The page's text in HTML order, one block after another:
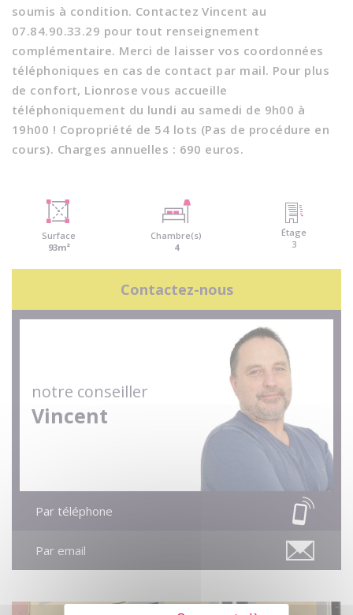
soumis à condition. Contactez Vincent au
07.84.90.33.29 pour tout renseignement
complémentaire. Merci de laisser vos coordonnées
téléphoniques en cas de contact par mail. Pour plus
de confort, Lionrose vous accueille
téléphoniquement du lundi au samedi de 9h00 à
19h00 ! Copropriété de 54 lots (Pas de procédure en
cours). Charges annuelles : 690 euros.
Surface
93m²
Chambre(s)
4
Étage
3
Contactez-nous
notre conseiller
Vincent
Par téléphone
Par email